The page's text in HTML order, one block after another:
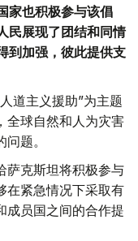
家也积极参与该倡
民展现了团结和同情
到加强，彼此提供支
道主义援助”为主题
全球自然和人为灾害
题。
萨克斯坦将积极参与
在紧急情况下采取有
成员国之间的合作提